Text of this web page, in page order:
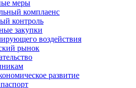
меры
комплаенс
контроль
закупки
воздействия
рынок
развитие